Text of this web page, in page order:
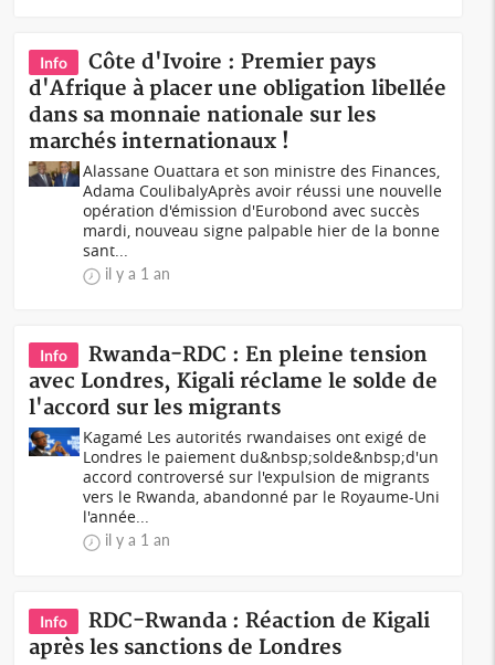
Info
Côte d'Ivoire : Premier pays
d'Afrique à placer une obligation libellée
dans sa monnaie nationale sur les
marchés internationaux !
Alassane Ouattara et son ministre des Finances,
Adama CoulibalyAprès avoir réussi une nouvelle
opération d'émission d'Eurobond avec succès
mardi, nouveau signe palpable hier de la bonne
sant...
il y a 1 an
Info
Rwanda-RDC : En pleine tension
avec Londres, Kigali réclame le solde de
l'accord sur les migrants
Kagamé Les autorités rwandaises ont exigé de
Londres le paiement du&nbsp;solde&nbsp;d'un
accord controversé sur l'expulsion de migrants
vers le Rwanda, abandonné par le Royaume-Uni
l'année...
il y a 1 an
Info
RDC-Rwanda : Réaction de Kigali
après les sanctions de Londres